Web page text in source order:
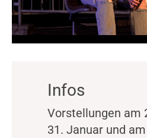
Infos
Vorstellungen am
31. Januar und